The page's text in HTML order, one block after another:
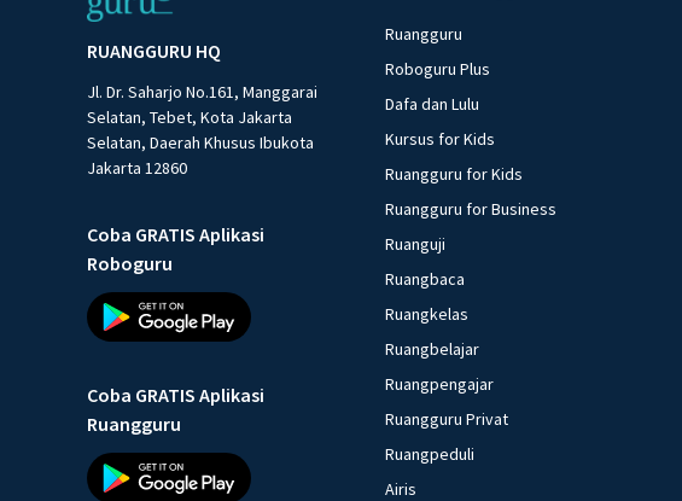
RUANGGURU HQ
Jl. Dr. Saharjo No.161, Manggarai
Selatan, Tebet, Kota Jakarta
Selatan, Daerah Khusus Ibukota
Jakarta 12860
Coba GRATIS Aplikasi
Roboguru
Coba GRATIS Aplikasi
Ruangguru
Ruangguru
Roboguru Plus
Dafa dan Lulu
Kursus for Kids
Ruangguru for Kids
Ruangguru for Business
Ruanguji
Ruangbaca
Ruangkelas
Ruangbelajar
Ruangpengajar
Ruangguru Privat
Ruangpeduli
Airis